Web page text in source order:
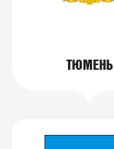
ТЮМЕНЬ